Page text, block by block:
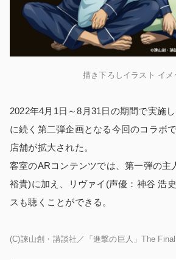
描き下ろしイラスト イメ
2022年4月1日～8月31日の期間で実施
に続く第二弾企画となる今回のコラボ
店舗が拡大された。
客室のARコンテンツでは、第一弾の主
裕貴)に加え、リヴァイ(声優：神谷 浩
スも聴くことができる。
(C)諫山創・講談社／「進撃の巨人」The